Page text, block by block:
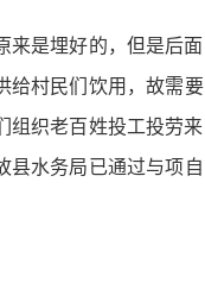
来是埋好的，但是后面
给村民们饮用，故需要
组织老百姓投工投劳来
县水务局已通过与项自